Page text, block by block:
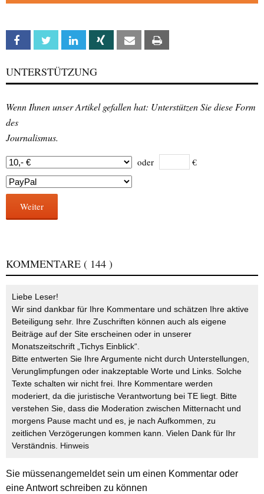
Facebook Twitter Linkedin Xing Email
UNTERSTÜTZUNG
Wenn Ihnen unser Artikel gefallen hat: Unterstützen Sie diese Form
des
Journalismus.
oder €
Weiter
KOMMENTARE ( 144 )
Liebe Leser!
Wir sind dankbar für Ihre Kommentare und schätzen Ihre aktive
Beteiligung sehr. Ihre Zuschriften können auch als eigene
Beiträge auf der Site erscheinen oder in unserer
Monatszeitschrift „Tichys Einblick“.
Bitte entwerten Sie Ihre Argumente nicht durch Unterstellungen,
Verunglimpfungen oder inakzeptable Worte und Links. Solche
Texte schalten wir nicht frei. Ihre Kommentare werden
moderiert, da die juristische Verantwortung bei TE liegt. Bitte
verstehen Sie, dass die Moderation zwischen Mitternacht und
morgens Pause macht und es, je nach Aufkommen, zu
zeitlichen Verzögerungen kommen kann. Vielen Dank für Ihr
Verständnis. Hinweis
Sie müssenangemeldetsein um einen Kommentar oder
eine Antwort schreiben zu können